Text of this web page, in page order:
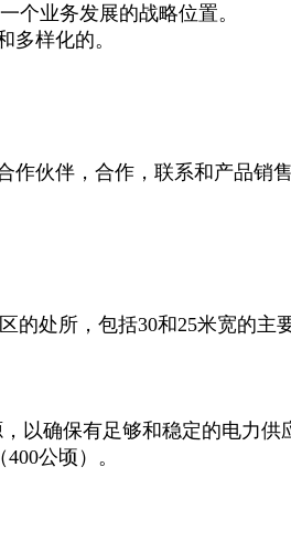
个业务发展的战略位置。
多样化的。
伙伴，合作，联系和产品销售
所，包括30和25米宽的主要
确保有足够和稳定的电力供
公顷）。